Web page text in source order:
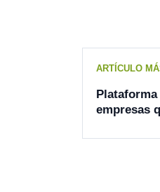
ARTÍCULO
empresas